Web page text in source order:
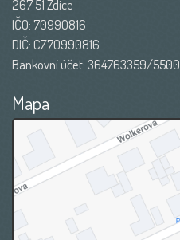
267 51 Zdice
IČO: 70990816
DIČ: CZ70990816
Bankovní účet: 364763359/5500
Mapa